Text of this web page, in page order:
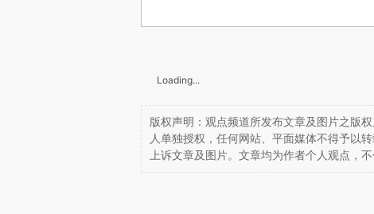
Loading...
版权声明：观点频道所发布文章及图片之版
人单独授权，任何网站、平面媒体不得予以
上诉文章及图片。文章均为作者个人观点，不